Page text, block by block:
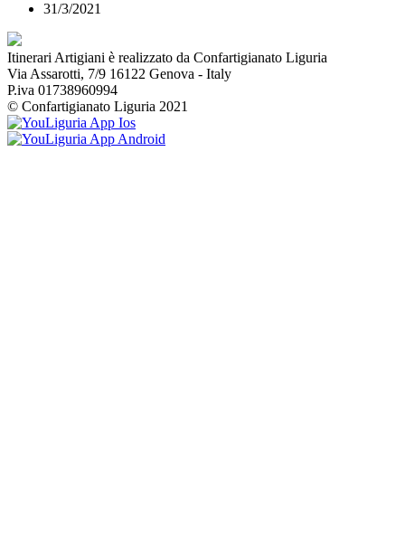
31/3/2021
Itinerari Artigiani è realizzato da Confartigianato Liguria
Via Assarotti, 7/9 16122 Genova - Italy
P.iva 01738960994
© Confartigianato Liguria 2021